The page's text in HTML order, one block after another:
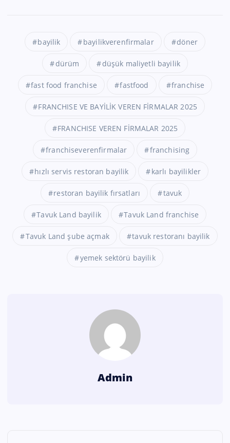
bayilik bayilikverenfirmalar döner
dürüm düşük maliyetli bayilik
fast food franchise fastfood franchise
FRANCHISE VE BAYİLİK VEREN FİRMALAR 2025
FRANCHISE VEREN FİRMALAR 2025
franchiseverenfirmalar franchising
hızlı servis restoran bayilik karlı bayilikler
restoran bayilik fırsatları tavuk
Tavuk Land bayilik Tavuk Land franchise
Tavuk Land şube açmak tavuk restoranı bayilik
yemek sektörü bayilik
Admin